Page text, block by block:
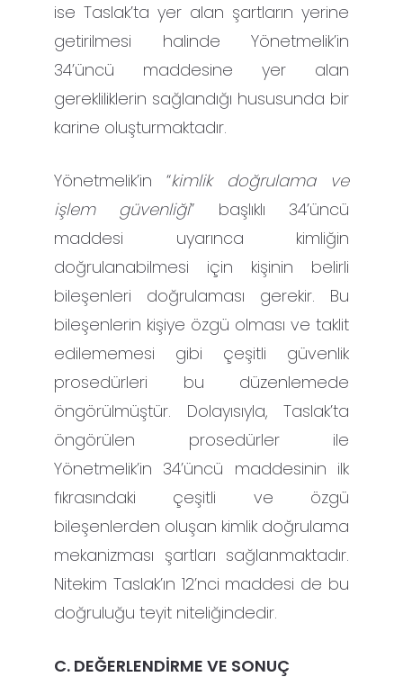
ise Taslak’ta yer alan şartların yerine
getirilmesi halinde Yönetmelik’in
34’üncü maddesine yer alan
gerekliliklerin sağlandığı hususunda bir
karine oluşturmaktadır.
Yönetmelik’in “kimlik doğrulama ve
işlem güvenliği” başlıklı 34’üncü
maddesi uyarınca kimliğin
doğrulanabilmesi için kişinin belirli
bileşenleri doğrulaması gerekir. Bu
bileşenlerin kişiye özgü olması ve taklit
edilememesi gibi çeşitli güvenlik
prosedürleri bu düzenlemede
öngörülmüştür. Dolayısıyla, Taslak’ta
öngörülen prosedürler ile
Yönetmelik’in 34’üncü maddesinin ilk
fıkrasındaki çeşitli ve özgü
bileşenlerden oluşan kimlik doğrulama
mekanizması şartları sağlanmaktadır.
Nitekim Taslak’ın 12’nci maddesi de bu
doğruluğu teyit niteliğindedir.
C. DEĞERLENDİRME VE SONUÇ